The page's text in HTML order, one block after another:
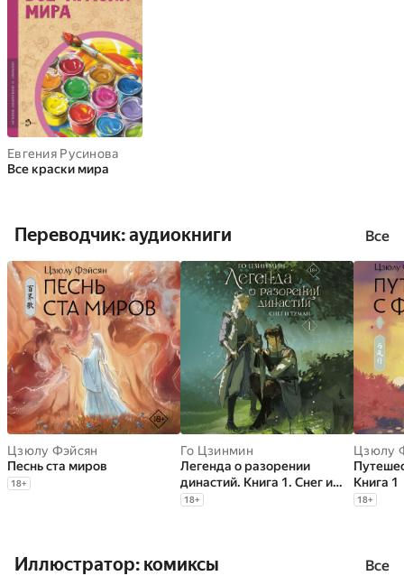
Евгения Русинова
Все краски мира
Переводчик: аудиокниги Все
Цзюлу Фэйсян
Песнь ста миров
18+
Го Цзинмин
Легенда о разорении
династий. Книга 1. Снег и
туман
18+
Цзюлу
Книга 1
18+
Иллюстратор: комиксы Все